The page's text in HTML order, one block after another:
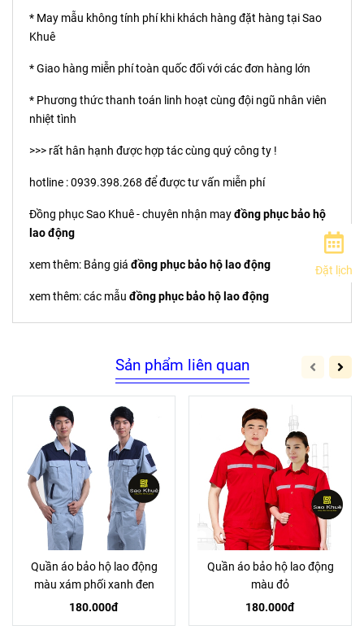
* May mẫu không tính phí khi khách hàng đặt hàng tại Sao
Khuê
* Giao hàng miễn phí toàn quốc đối với các đơn hàng lớn
* Phương thức thanh toán linh hoạt cùng đội ngũ nhân viên
nhiệt tình
>>> rất hân hạnh được hợp tác cùng quý công ty !
hotline : 0939.398.268 để được tư vấn miễn phí
Đồng phục Sao Khuê - chuyên nhận mayđồng phục bảo hộ
lao động
xem thêm: Bảng giá đồng phục bảo hộ lao động
xem thêm: các mẫu đồng phục bảo hộ lao động
Sản phẩm liên quan
Quần áo bảo hộ lao động
màu xám phối xanh đen
180.000đ
Quần áo bảo hộ lao động
màu đỏ
180.000đ
Đặt lịch